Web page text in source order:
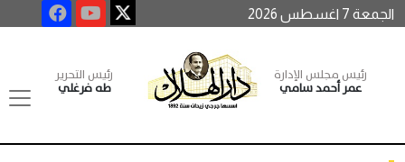
الجمعة 7 اغسطس 2026
رئيس مجلس الإدارة
عمر أحمد سامي
رئيس التحرير
طه فرغلي